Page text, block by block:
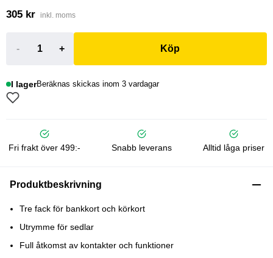
305 kr inkl. moms
- + Köp
I lagerBeräknas skickas inom 3 vardagar
Fri frakt över 499:- Snabb leverans Alltid låga priser
Produktbeskrivning
Tre fack för bankkort och körkort
Utrymme för sedlar
Full åtkomst av kontakter och funktioner